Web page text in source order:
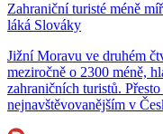
Zahraniční turisté méně
láká Slováky
Jižní Moravu ve druhém
meziročně o 2300 méně,
zahraničních turistů.
nejnavštěvovanějším v